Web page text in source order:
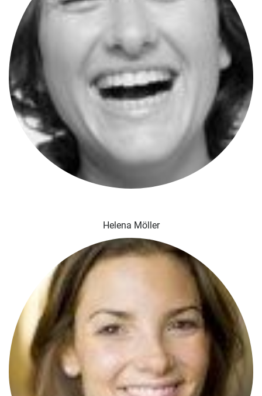
Helena Möller